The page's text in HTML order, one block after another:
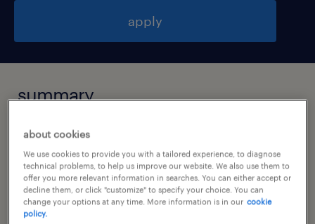
apply
summary
westerbroek, groningen
€4,264 per month
permanent
about cookies
We use cookies to provide you with a tailored experience, to diagnose
technical problems, to help us improve our website. We also use them to
offer you more relevant information in searches. You can either accept or
decline them, or click "customize" to specify your choice. You can
change your options at any time. More information is in our cookie
policy.